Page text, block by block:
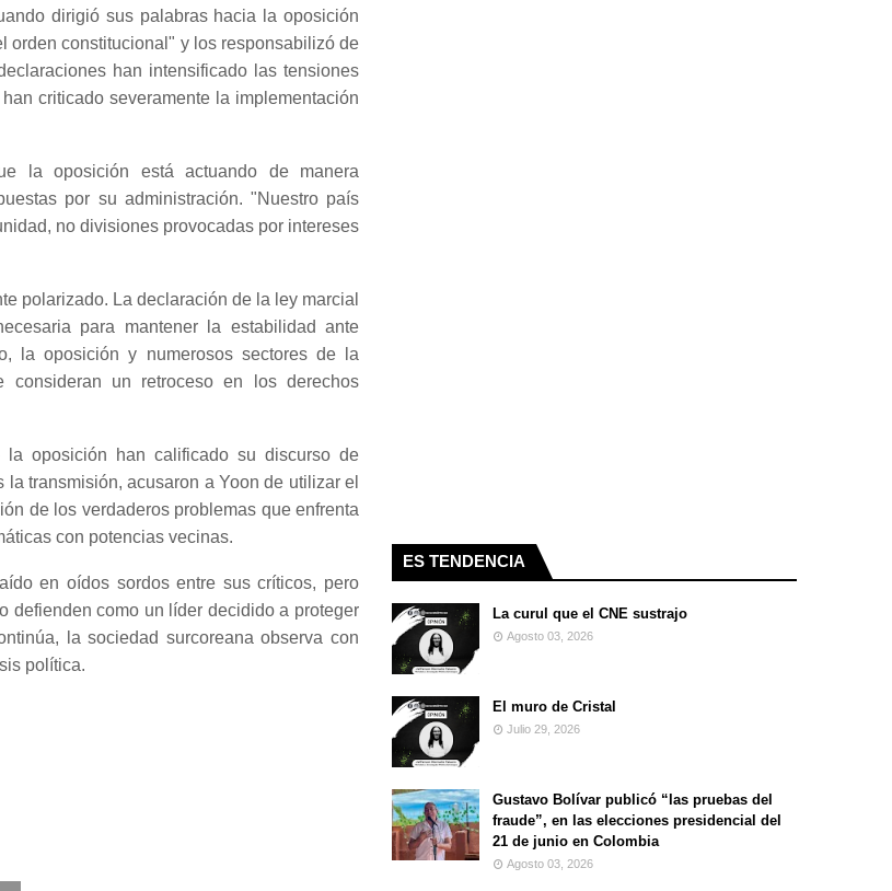
dirigió sus palabras hacia la oposición
orden constitucional" y los responsabilizó de
han intensificado las tensiones
criticado severamente la implementación
la oposición está actuando de manera
por su administración. "Nuestro país
no divisiones provocadas por intereses
polarizado. La declaración de la ley marcial
para mantener la estabilidad ante
la oposición y numerosos sectores de la
un retroceso en los derechos
oposición han calificado su discurso de
transmisión, acusaron a Yoon de utilizar el
de los verdaderos problemas que enfrenta
con potencias vecinas.
en oídos sordos entre sus críticos, pero
defienden como un líder decidido a proteger
la sociedad surcoreana observa con
política.
ES TENDENCIA
La curul que el CNE sustrajo
Agosto 03, 2026
El muro de Cristal
Julio 29, 2026
Gustavo Bolívar publicó “las pruebas del
fraude”, en las elecciones presidencial del
21 de junio en Colombia
Agosto 03, 2026